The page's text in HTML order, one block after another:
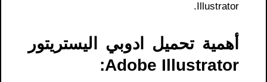
Illustrator.
أهمية تحميل ادوبي اليستريتور
Adobe Illustrator: